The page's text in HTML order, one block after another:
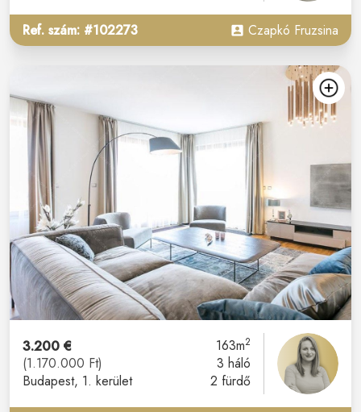
Ref. szám: #102273 Czapkó Fruzsina
3.200 €
(1.170.000 Ft)
Budapest, 1. kerület
163m2
3 háló
2 fürdő